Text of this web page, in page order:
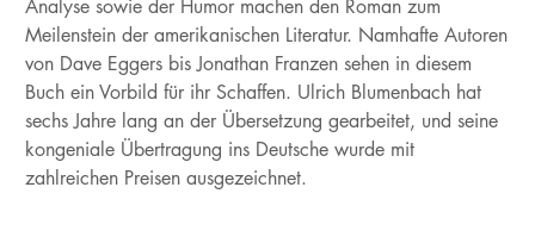
Analyse sowie der Humor machen den Roman zum
Meilenstein der amerikanischen Literatur. Namhafte Autoren
von Dave Eggers bis Jonathan Franzen sehen in diesem
Buch ein Vorbild für ihr Schaffen. Ulrich Blumenbach hat
sechs Jahre lang an der Übersetzung gearbeitet, und seine
kongeniale Übertragung ins Deutsche wurde mit
zahlreichen Preisen ausgezeichnet.